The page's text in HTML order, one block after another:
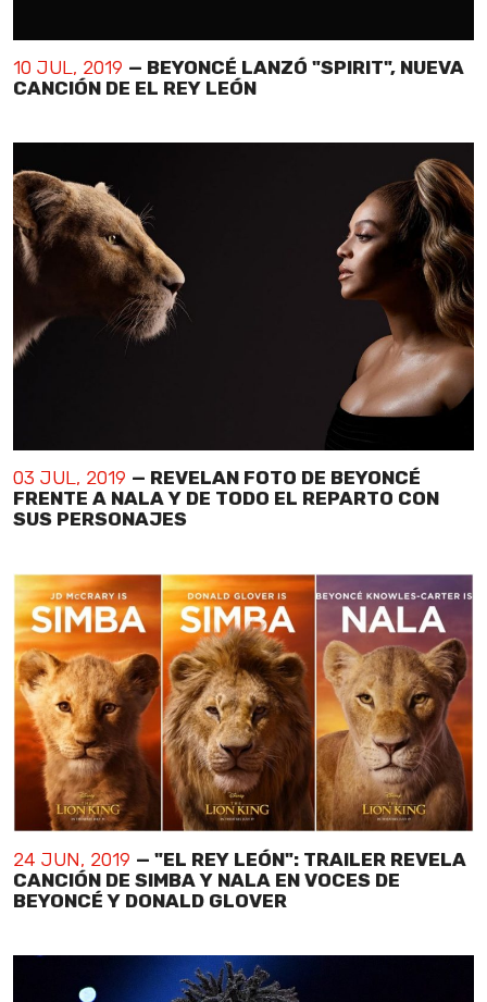
10 JUL, 2019 — BEYONCÉ LANZÓ "SPIRIT", NUEVA
CANCIÓN DE EL REY LEÓN
03 JUL, 2019 — REVELAN FOTO DE BEYONCÉ
FRENTE A NALA Y DE TODO EL REPARTO CON
SUS PERSONAJES
24 JUN, 2019 — "EL REY LEÓN": TRAILER REVELA
CANCIÓN DE SIMBA Y NALA EN VOCES DE
BEYONCÉ Y DONALD GLOVER